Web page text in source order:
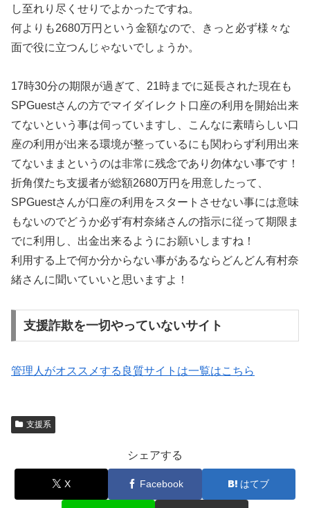
し至れり尽くせりでよかったですね。
何よりも2680万円という金額なので、きっと必ず様々な
面で役に立つんじゃないでしょうか。
17時30分の期限が過ぎて、21時までに延長された現在も
SPGuestさんの方でマイダイレクト口座の利用を開始出来
てないという事は伺っていますし、こんなに素晴らしい口
座の利用が出来る環境が整っているにも関わらず利用出来
てないままというのは非常に残念であり勿体ない事です！
折角僕たち支援者が総額2680万円を用意したって、
SPGuestさんが口座の利用をスタートさせない事には意味
もないのでどうか必ず有村奈緒さんの指示に従って期限ま
でに利用し、出金出来るようにお願いしますね！
利用する上で何か分からない事があるならどんどん有村奈
緒さんに聞いていいと思いますよ！
支援詐欺を一切やっていないサイト
管理人がオススメする良質サイトは一覧はこちら
支援系
シェアする
X Facebook はてブ